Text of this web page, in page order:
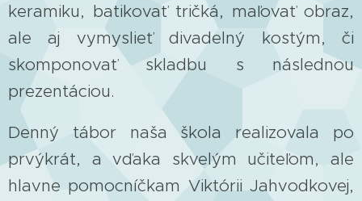
keramiku, batikovať tričká, maľovať obraz,
ale aj vymyslieť divadelný kostým, či
skomponovať skladbu s následnou
prezentáciou.
Denný tábor naša škola realizovala po
prvýkrát, a vďaka skvelým učiteľom, ale
hlavne pomocníčkam Viktórii Jahvodkovej,